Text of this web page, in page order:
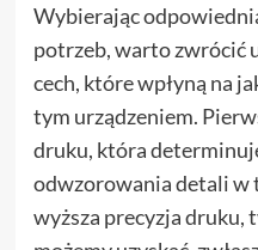
Wybierając
potrzeb, warto zwrócić
cech, które wpłyną na
tym urządzeniem.
druku, która
odwzorowania detali w
wyższa precyzja druku,